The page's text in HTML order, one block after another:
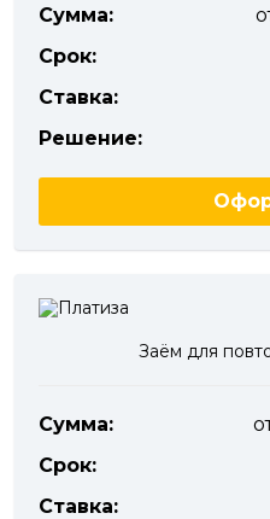
Сумма:
Срок:
Ставка:
Решение:
Заём для
Сумма:
Срок:
Ставка: